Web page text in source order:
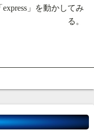
express」を動かしてみ
る。